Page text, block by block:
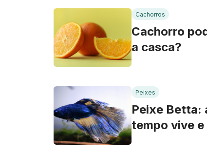
Cachorros
Cachorro
a casca?
Peixes
Peixe Betta:
tempo vive